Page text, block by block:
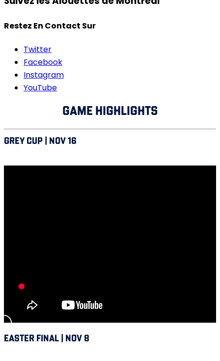
Restez En Contact Sur
Twitter
Facebook
Instagram
YouTube
GAME HIGHLIGHTS
GREY CUP | NOV 16
EASTER FINAL | NOV 8